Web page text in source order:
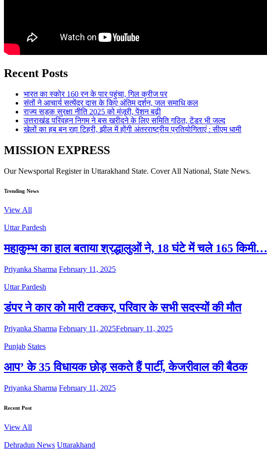
Recent Posts
भारत का स्कोर 160 रन के पार पहुंचा, गिल क्रीज पर
संतों ने आचार्य सत्येंद्र दास के किए अंतिम दर्शन, जल समाधि कल
राज्य सड़क सुरक्षा नीति 2025 को मंजूरी, पेंशन बढ़ी
उत्तराखंड परिवहन निगम ने बस खरीदने के लिए समिति गठित, टेंडर भी जल्द
खेलों का हब बन रहा टिहरी, झील में होंगी अंतरराष्ट्रीय प्रतियोगिताएं : सीएम धामी
MISSION EXPRESS
Our Newsportal Register in Uttarakhand State. Cover All National, State News.
Trending News
View All
Uttar Pardesh
महाकुम्भ का हाल बताया श्रद्धालुओं ने, 18 घंटे में चले 165 किमी…
Priyanka Sharma February 11, 2025
Uttar Pardesh
डंपर ने कार को मारी टक्कर, परिवार के सभी सदस्यों की मौत
Priyanka Sharma February 11, 2025February 11, 2025
Punjab States
आप’ के 35 विधायक छोड़ सकते हैं पार्टी, केजरीवाल की बैठक
Priyanka Sharma February 11, 2025
Recent Post
View All
Dehradun News Uttarakhand